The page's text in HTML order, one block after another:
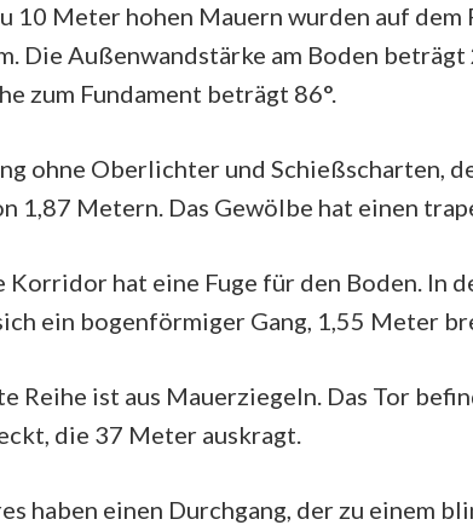
Meter hohen Mauern wurden auf dem
Die Außenwandstärke am Boden
zum Fundament beträgt 86°.
ohne Oberlichter und Schießscharten,
1,87 Metern. Das Gewölbe hat einen
hat eine Fuge für den Boden. In
ein bogenförmiger Gang, 1,55 Meter
Reihe ist aus Mauerziegeln. Das Tor
die 37 Meter auskragt.
haben einen Durchgang, der zu einem